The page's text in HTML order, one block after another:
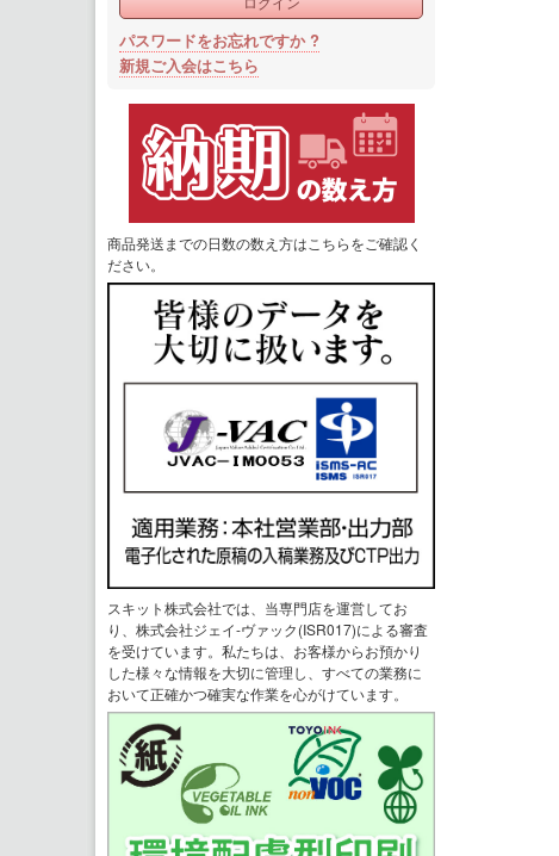
パスワードをお忘れですか ?
新規ご入会はこちら
商品発送までの日数の数え方はこちらをご確認く
ださい。
スキット株式会社では、当専門店を運営してお
り、株式会社ジェイ-ヴァック(ISR017)による審査
を受けています。私たちは、お客様からお預かり
した様々な情報を大切に管理し、すべての業務に
おいて正確かつ確実な作業を心がけています。